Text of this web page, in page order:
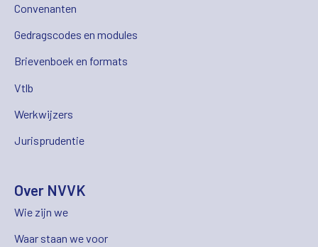
Convenanten
Gedragscodes en modules
Brievenboek en formats
Vtlb
Werkwijzers
Jurisprudentie
Over NVVK
Wie zijn we
Waar staan we voor